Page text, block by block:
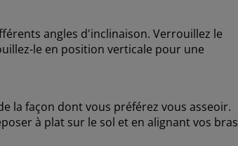
angles d'inclinaison. Verrouillez le
le en position verticale pour une
la façon dont vous préférez vous asseoir.
à plat sur le sol et en alignant vos bras